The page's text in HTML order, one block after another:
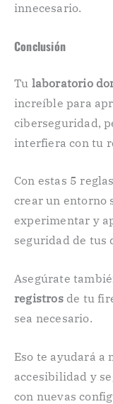
innecesario.
Conclusión
Tu laboratorio
increíble para
ciberseguridad,
interfiera con tu
Con estas 5
crear un entorno
experimentar y
seguridad de tus
Asegúrate
registrosde tu
sea necesario.
Eso te ayudará a
accesibilidad y
con nuevas